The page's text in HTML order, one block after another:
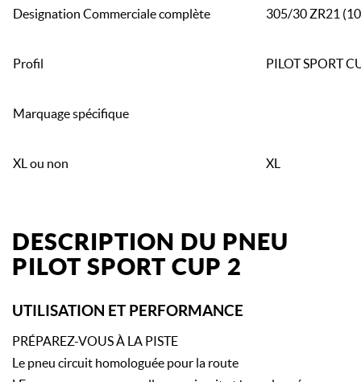
Designation Commerciale complète 305/30 ZR21
Profil PILOT SPORT
Marquage spécifique
XL ou non XL
DESCRIPTION DU PNEU
PILOT SPORT CUP 2
UTILISATION ET PERFORMANCE
PRÉPAREZ-VOUS À LA PISTE
Le pneu circuit homologuée pour la route